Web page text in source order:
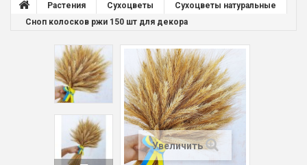
Растения Сухоцветы
Сухоцветы натуральные
Сноп колосков ржи 150 шт для декора
Увеличить